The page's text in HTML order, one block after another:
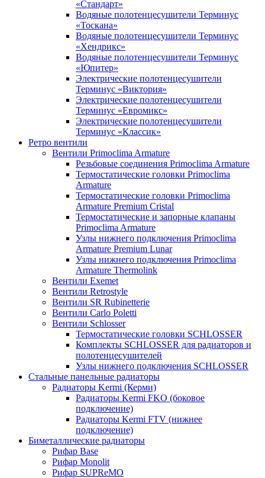
«Стандарт»
Водяные полотенцесушители Терминус
«Тоскана»
Водяные полотенцесушители Терминус
«Хендрикс»
Водяные полотенцесушители Терминус
«Юпитер»
Электрические полотенцесушители
Терминус «Виктория»
Электрические полотенцесушители
Терминус «Евромикс»
Электрические полотенцесушители
Терминус «Классик»
Ретро вентили
Вентили Primoclima Armature
Резьбовые соединения Primoclima Armature
Термостатические головки Primoclima
Armature
Термостатические головки Primoclima
Armature Premium Cristal
Термостатические и запорные клапаны
Primoclima Armature
Узлы нижнего подключения Primoclima
Armature Premium Lunar
Узлы нижнего подключения Primoclima
Armature Thermolink
Вентили Exemet
Вентили Retrostyle
Вентили SR Rubinetterie
Вентили Carlo Poletti
Вентили Schlosser
Термостатические головки SCHLOSSER
Комплекты SCHLOSSER для радиаторов и
полотенцесушителей
Узлы нижнего подключения SCHLOSSER
Стальные панельные радиаторы
Радиаторы Kermi (Керми)
Радиаторы Kermi FKO (боковое
подключение)
Радиаторы Kermi FTV (нижнее
подключение)
Биметаллические радиаторы
Рифар Base
Рифар Monolit
Рифар SUPReMO